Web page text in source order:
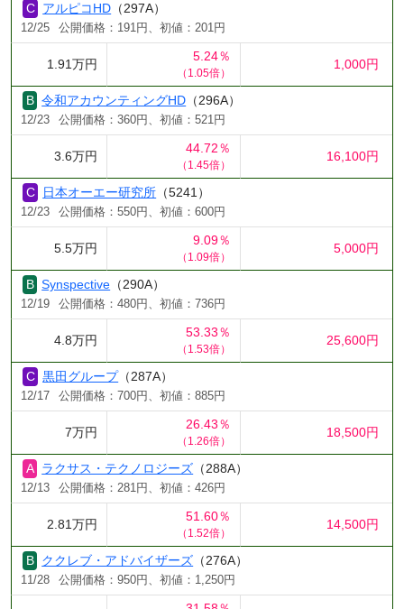
アルピコHD （297A）
12/25 公開価格：191円、初値：201円
1.91万円
5.24％
（1.05倍）
1,000円
令和アカウンティングHD （296A）
12/23 公開価格：360円、初値：521円
3.6万円
44.72％
（1.45倍）
16,100円
日本オーエー研究所 （5241）
12/23 公開価格：550円、初値：600円
5.5万円
9.09％
（1.09倍）
5,000円
Synspective （290A）
12/19 公開価格：480円、初値：736円
4.8万円
53.33％
（1.53倍）
25,600円
黒田グループ（287A）
12/17 公開価格：700円、初値：885円
7万円
26.43％
（1.26倍）
18,500円
ラクサス・テクノロジーズ （288A）
12/13 公開価格：281円、初値：426円
2.81万円
51.60％
（1.52倍）
14,500円
ククレブ・アドバイザーズ （276A）
11/28 公開価格：950円、初値：1,250円